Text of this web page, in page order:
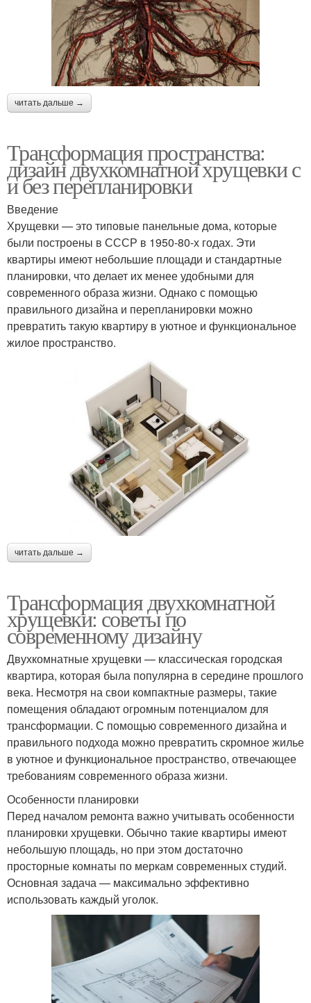
читать дальше →
Трансформация пространства:
дизайн двухкомнатной хрущевки с
и без перепланировки
Введение
Хрущевки — это типовые панельные дома, которые
были построены в СССР в 1950-80-х годах. Эти
квартиры имеют небольшие площади и стандартные
планировки, что делает их менее удобными для
современного образа жизни. Однако с помощью
правильного дизайна и перепланировки можно
превратить такую квартиру в уютное и функциональное
жилое пространство.
читать дальше →
Трансформация двухкомнатной
хрущевки: советы по
современному дизайну
Двухкомнатные хрущевки — классическая городская
квартира, которая была популярна в середине прошлого
века. Несмотря на свои компактные размеры, такие
помещения обладают огромным потенциалом для
трансформации. С помощью современного дизайна и
правильного подхода можно превратить скромное жилье
в уютное и функциональное пространство, отвечающее
требованиям современного образа жизни.
Особенности планировки
Перед началом ремонта важно учитывать особенности
планировки хрущевки. Обычно такие квартиры имеют
небольшую площадь, но при этом достаточно
просторные комнаты по меркам современных студий.
Основная задача — максимально эффективно
использовать каждый уголок.